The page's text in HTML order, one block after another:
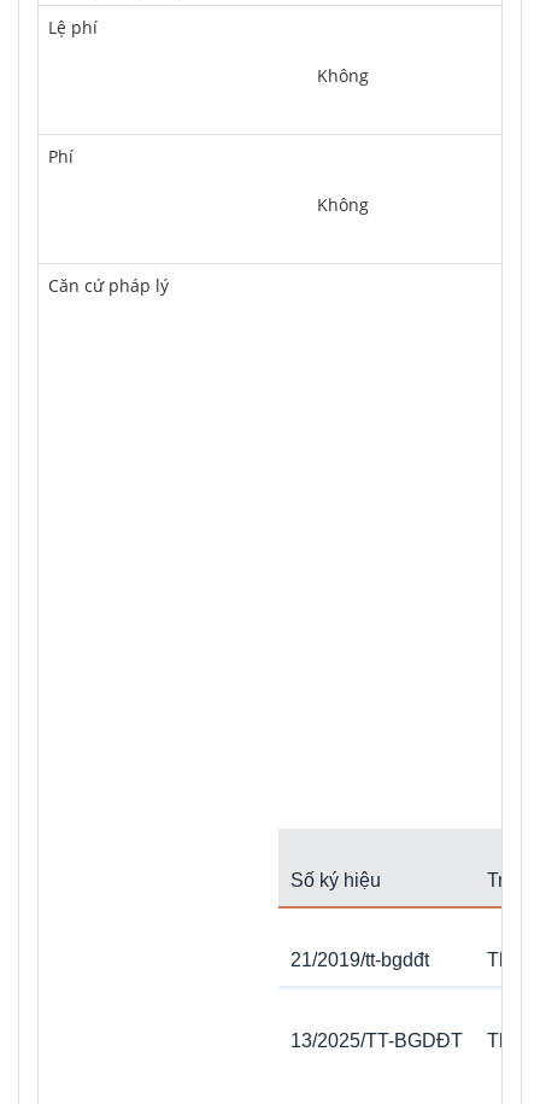
Lệ phí
	Không
Phí
	Không
Căn cứ pháp lý
Số ký hiệu Trích
21/2019/tt-bgdđt
13/2025/TT-BGDĐT